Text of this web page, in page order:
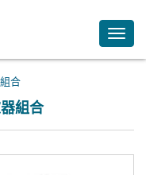
合
組合